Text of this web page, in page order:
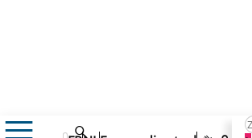
VAN OOST, Jacob (straat)